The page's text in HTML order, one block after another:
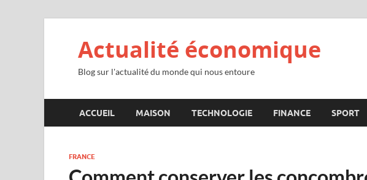
Actualité économique
Blog sur l'actualité du monde qui nous entoure
ACCUEIL MAISON TECHNOLOGIE FINANCE SPORT
FRANCE